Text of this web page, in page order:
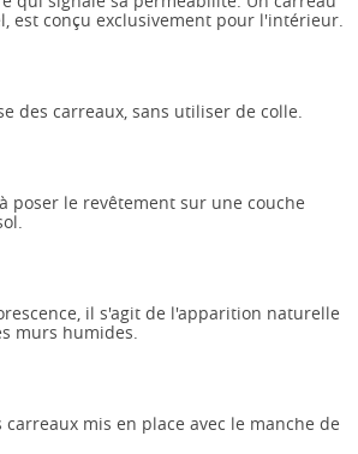
est conçu exclusivement pour l'intérieur.
des carreaux, sans utiliser de colle.
poser le revêtement sur une couche
il s'agit de l'apparition naturelle
murs humides.
mis en place avec le manche de